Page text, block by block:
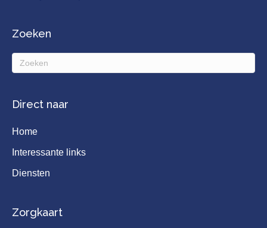
Zoeken
Direct naar
Home
Interessante links
Diensten
Zorgkaart